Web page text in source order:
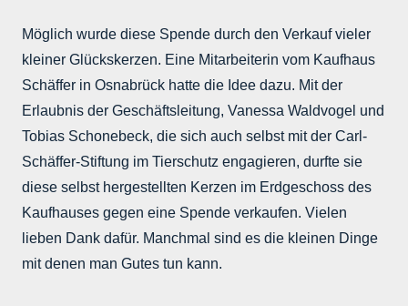
Möglich wurde diese Spende durch den Verkauf vieler
kleiner Glückskerzen. Eine Mitarbeiterin vom Kaufhaus
Schäffer in Osnabrück hatte die Idee dazu. Mit der
Erlaubnis der Geschäftsleitung, Vanessa Waldvogel und
Tobias Schonebeck, die sich auch selbst mit der Carl-
Schäffer-Stiftung im Tierschutz engagieren, durfte sie
diese selbst hergestellten Kerzen im Erdgeschoss des
Kaufhauses gegen eine Spende verkaufen. Vielen
lieben Dank dafür. Manchmal sind es die kleinen Dinge
mit denen man Gutes tun kann.